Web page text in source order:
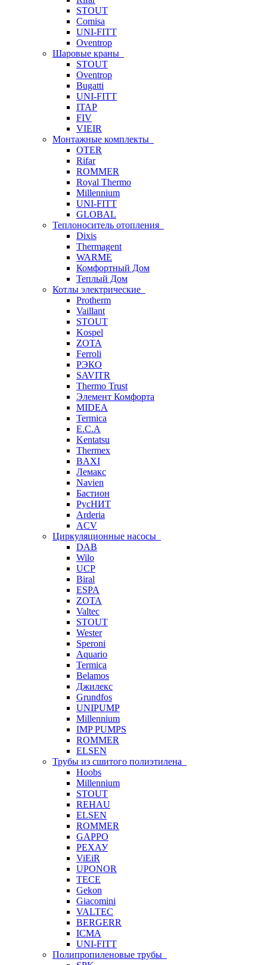
STOUT
Comisa
UNI-FITT
Oventrop
Шаровые краны
STOUT
Oventrop
Bugatti
UNI-FITT
ITAP
FIV
VIEIR
Монтажные комплекты
OTER
Rifar
ROMMER
Royal Thermo
Millennium
UNI-FITT
GLOBAL
Теплоноситель отопления
Dixis
Thermagent
WARME
Комфортный Дом
Теплый Дом
Котлы электрические
Protherm
Vaillant
STOUT
Kospel
ZOTA
Ferroli
РЭКО
SAVITR
Thermo Trust
Элемент Комфорта
MIDEA
Termica
E.C.A
Kentatsu
Thermex
BAXI
Лемакс
Navien
Бастион
РусНИТ
Arderia
ACV
Циркуляционные насосы
DAB
Wilo
UCP
Biral
ESPA
ZOTA
Valtec
STOUT
Wester
Speroni
Aquario
Termica
Belamos
Джилекс
Grundfos
UNIPUMP
Millennium
IMP PUMPS
ROMMER
ELSEN
Трубы из сшитого полиэтилена
Hoobs
Millennium
STOUT
REHAU
ELSEN
ROMMER
GAPPO
РЕХАУ
ViEiR
UPONOR
TECE
Gekon
Giacomini
VALTEC
BERGERR
ICMA
UNI-FITT
Полипропиленовые трубы